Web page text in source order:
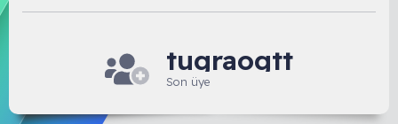
tugraogtt
Son üye